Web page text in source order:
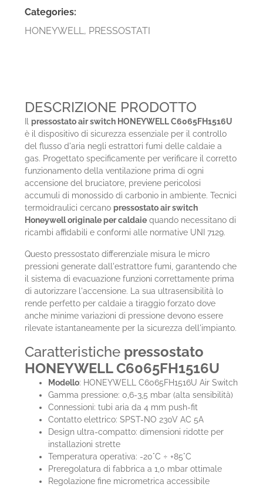
Categories:
HONEYWELL, PRESSOSTATI
DESCRIZIONE PRODOTTO
Ilpressostato air switch HONEYWELL C6065FH1516U
è il dispositivo di sicurezza essenziale per il controllo
del flusso d'aria negli estrattori fumi delle caldaie a
gas. Progettato specificamente per verificare il corretto
funzionamento della ventilazione prima di ogni
accensione del bruciatore, previene pericolosi
accumuli di monossido di carbonio in ambiente. Tecnici
termoidraulici cercanopressostato air switch
Honeywell originale per caldaie quando necessitano di
ricambi affidabili e conformi alle normative UNI 7129.
Questo pressostato differenziale misura le micro
pressioni generate dall'estrattore fumi, garantendo che
il sistema di evacuazione funzioni correttamente prima
di autorizzare l'accensione. La sua ultrasensibilità lo
rende perfetto per caldaie a tiraggio forzato dove
anche minime variazioni di pressione devono essere
rilevate istantaneamente per la sicurezza dell'impianto.
Caratteristiche pressostato
HONEYWELL C6065FH1516U
Modello: HONEYWELL C6065FH1516U Air Switch
Gamma pressione: 0,6-3,5 mbar (alta sensibilità)
Connessioni: tubi aria da 4 mm push-fit
Contatto elettrico: SPST-NO 230V AC 5A
Design ultra-compatto: dimensioni ridotte per
installazioni strette
Temperatura operativa: -20°C ÷ +85°C
Preregolatura di fabbrica a 1,0 mbar ottimale
Regolazione fine micrometrica accessibile